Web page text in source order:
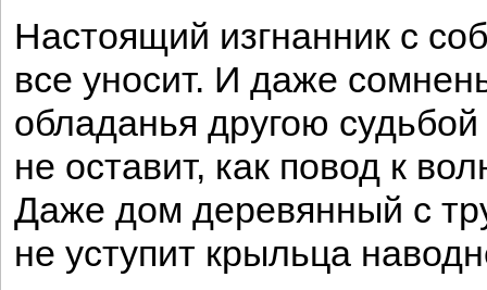
Настоящий изгнанник с
все уносит. И даже
обладанья другою судьбой
не оставит, как повод к
Даже дом деревянный с
не уступит крыльца